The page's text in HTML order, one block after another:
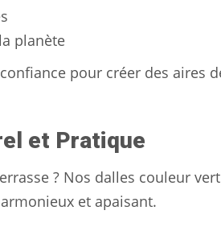
planète
pour créer des aires
et Pratique
? Nos dalles couleur
et apaisant.